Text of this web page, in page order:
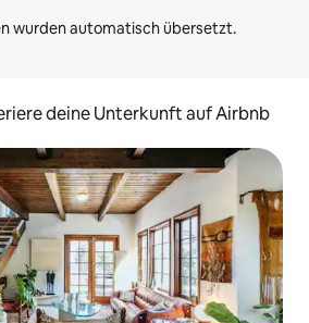
deine Unterkunft auf Airbnb